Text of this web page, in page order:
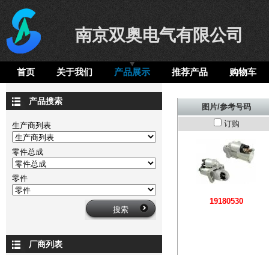
南京双奥电气有限公司
首页 关于我们 产品展示 推荐产品 购物车
图片/参考号码
订购
19180530
产品搜索
生产商列表
零件总成
零件
厂商列表